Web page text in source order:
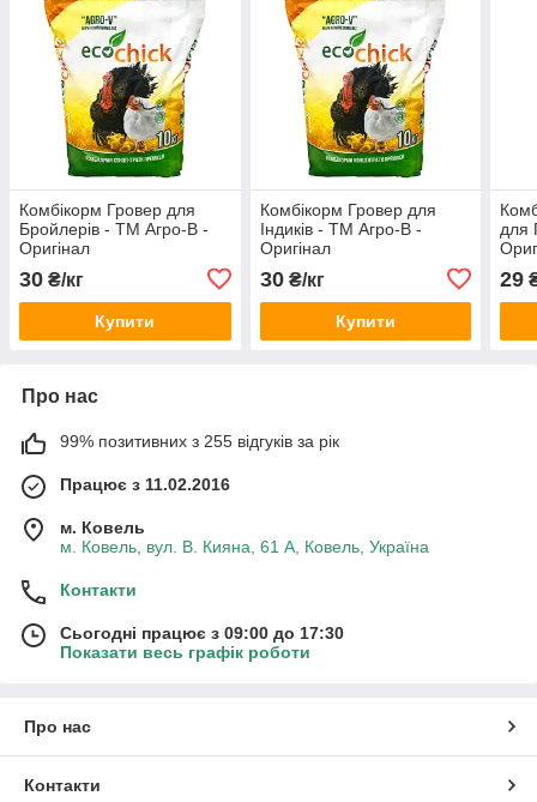
Комбікорм Гровер для
Бройлерів - ТМ Агро-В -
Оригінал
30 ₴/кг
Купити
Комбікорм Гровер для
Індиків - ТМ Агро-В -
Оригінал
30₴/кг
Купити
для
29
Про нас
99% позитивних з 255 відгуків за рік
Працює з 11.02.2016
м. Ковель
м. Ковель, вул. В. Кияна, 61 А, Ковель, Україна
Контакти
Сьогодні працює з 09:00 до 17:30
Показати весь графік роботи
Про нас
Контакти